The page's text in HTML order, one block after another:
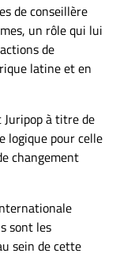
de conseillère
un rôle qui lui
de
latine et en
à titre de
logique pour celle
changement
sont les
sein de cette